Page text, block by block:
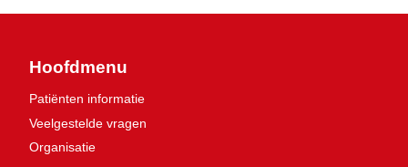
Hoofdmenu
Patiënten informatie
Veelgestelde vragen
Organisatie